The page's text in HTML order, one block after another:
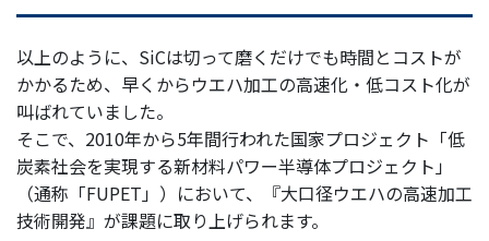
以上のように、SiCは切って磨くだけでも時間とコストが
かかるため、早くからウエハ加工の高速化・低コスト化が
叫ばれていました。
そこで、2010年から5年間行われた国家プロジェクト「低
炭素社会を実現する新材料パワー半導体プロジェクト」
（通称「FUPET」）において、『大口径ウエハの高速加工
技術開発』が課題に取り上げられます。